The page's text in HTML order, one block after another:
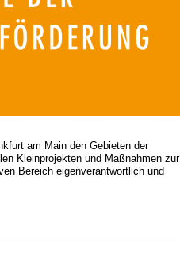
am Main den Gebieten der
Kleinprojekten und Maßnahmen zur
Bereich eigenverantwortlich und